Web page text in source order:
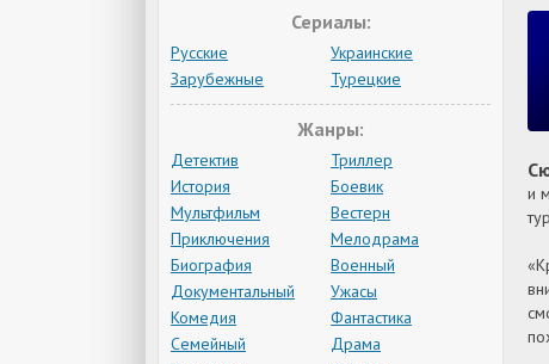
и
Сериалы:
Русские
Украинские
Зарубежные
Турецкие
Жанры:
Детектив
Триллер
История
Боевик
Мультфильм
Вестерн
Приключения
Мелодрама
Биография
Военный
Документальный
Ужасы
Комедия
Фантастика
Семейный
Драма